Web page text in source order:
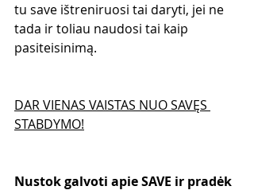
tu save ištreniruosi tai daryti, jei ne
tada ir toliau naudosi tai kaip
pasiteisinimą.
DAR VIENAS VAISTAS NUO SAVĘS
STABDYMO!
Nustok galvoti apie SAVE ir pradėk